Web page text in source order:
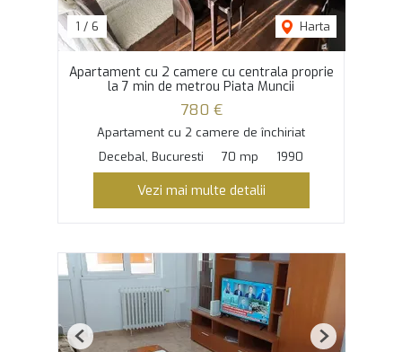
1 / 6 Harta
Apartament cu 2 camere cu centrala proprie
la 7 min de metrou Piata Muncii
780 €
Apartament cu 2 camere de închiriat
Decebal, Bucuresti
70 mp 1990
Vezi mai multe detalii
Previous Next